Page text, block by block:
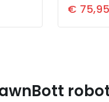
€ 75,95